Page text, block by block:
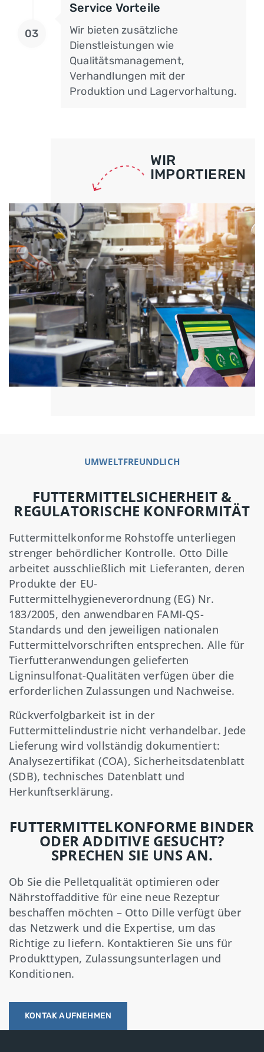
03
Service Vorteile
Wir bieten zusätzliche
Dienstleistungen wie
Qualitätsmanagement,
Verhandlungen mit der
Produktion und Lagervorhaltung.
WIR
IMPORTIEREN
UMWELTFREUNDLICH
FUTTERMITTELSICHERHEIT &
REGULATORISCHE KONFORMITÄT
Futtermittelkonforme Rohstoffe unterliegen
strenger behördlicher Kontrolle. Otto Dille
arbeitet ausschließlich mit Lieferanten, deren
Produkte der EU-
Futtermittelhygieneverordnung (EG) Nr.
183/2005, den anwendbaren FAMI-QS-
Standards und den jeweiligen nationalen
Futtermittelvorschriften entsprechen. Alle für
Tierfutteranwendungen gelieferten
Ligninsulfonat-Qualitäten verfügen über die
erforderlichen Zulassungen und Nachweise.
Rückverfolgbarkeit ist in der
Futtermittelindustrie nicht verhandelbar. Jede
Lieferung wird vollständig dokumentiert:
Analysezertifikat (COA), Sicherheitsdatenblatt
(SDB), technisches Datenblatt und
Herkunftserklärung.
FUTTERMITTELKONFORME BINDER
ODER ADDITIVE GESUCHT?
SPRECHEN SIE UNS AN.
Ob Sie die Pelletqualität optimieren oder
Nährstoffadditive für eine neue Rezeptur
beschaffen möchten – Otto Dille verfügt über
das Netzwerk und die Expertise, um das
Richtige zu liefern. Kontaktieren Sie uns für
Produkttypen, Zulassungsunterlagen und
Konditionen.
KONTAK AUFNEHMEN